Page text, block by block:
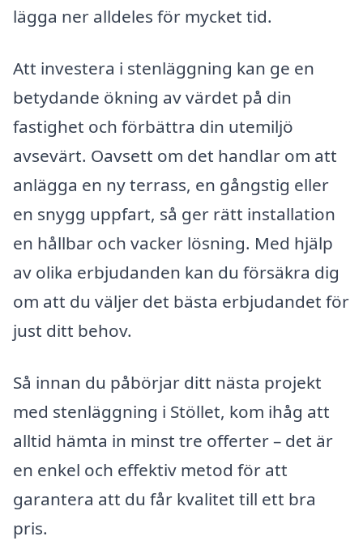
lägga ner alldeles för mycket tid.
Att investera i stenläggning kan ge en
betydande ökning av värdet på din
fastighet och förbättra din utemiljö
avsevärt. Oavsett om det handlar om att
anlägga en ny terrass, en gångstig eller
en snygg uppfart, så ger rätt installation
en hållbar och vacker lösning. Med hjälp
av olika erbjudanden kan du försäkra dig
om att du väljer det bästa erbjudandet för
just ditt behov.
Så innan du påbörjar ditt nästa projekt
med stenläggning i Stöllet, kom ihåg att
alltid hämta in minst tre offerter – det är
en enkel och effektiv metod för att
garantera att du får kvalitet till ett bra
pris.